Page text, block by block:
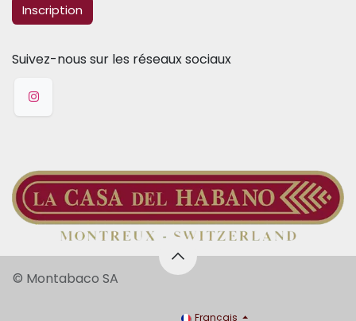
​​​​Inscription
Suivez-nous sur les réseaux sociaux
© Montabaco SA
Français